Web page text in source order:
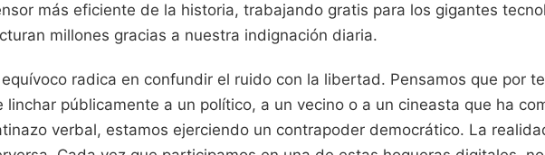
más eficiente de la historia, trabajando gratis para los gigantes
millones gracias a nuestra indignación diaria.
equívoco radica en confundir el ruido con la libertad. Pensamos que por
linchar públicamente a un político, a un vecino o a un cineasta que ha
verbal, estamos ejerciendo un contrapoder democrático. La